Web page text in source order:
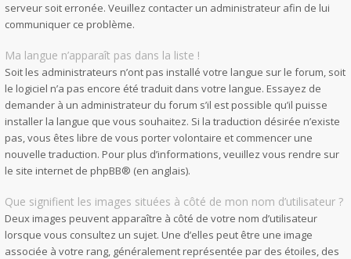
serveur soit erronée. Veuillez contacter un administrateur afin de lui
communiquer ce problème.
Ma langue n’apparaît pas dans la liste !
Soit les administrateurs n’ont pas installé votre langue sur le forum, soit
le logiciel n’a pas encore été traduit dans votre langue. Essayez de
demander à un administrateur du forum s’il est possible qu’il puisse
installer la langue que vous souhaitez. Si la traduction désirée n’existe
pas, vous êtes libre de vous porter volontaire et commencer une
nouvelle traduction. Pour plus d’informations, veuillez vous rendre sur
le site internet de phpBB® (en anglais).
Que signifient les images situées à côté de mon nom d’utilisateur ?
Deux images peuvent apparaître à côté de votre nom d’utilisateur
lorsque vous consultez un sujet. Une d’elles peut être une image
associée à votre rang, généralement représentée par des étoiles, des